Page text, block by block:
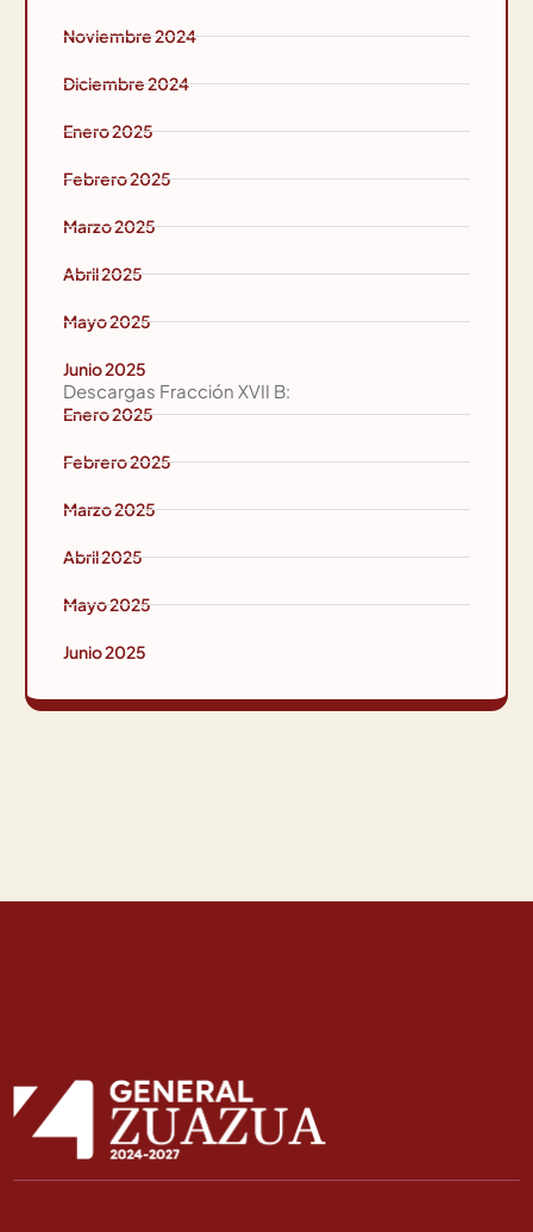
Noviembre 2024
Diciembre 2024
Enero 2025
Febrero 2025
Marzo 2025
Abril 2025
Mayo 2025
Junio 2025
Descargas Fracción XVII B:
Enero 2025
Febrero 2025
Marzo 2025
Abril 2025
Mayo 2025
Junio 2025